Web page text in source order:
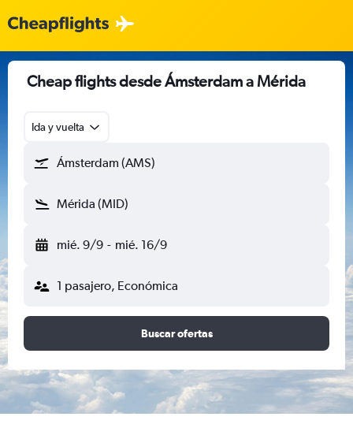
Cheap flights desde Ámsterdam a Mérida
Ida y vuelta
Ámsterdam (AMS)
Mérida (MID)
mié. 9/9 - mié. 16/9
1 pasajero, Económica
Buscar ofertas